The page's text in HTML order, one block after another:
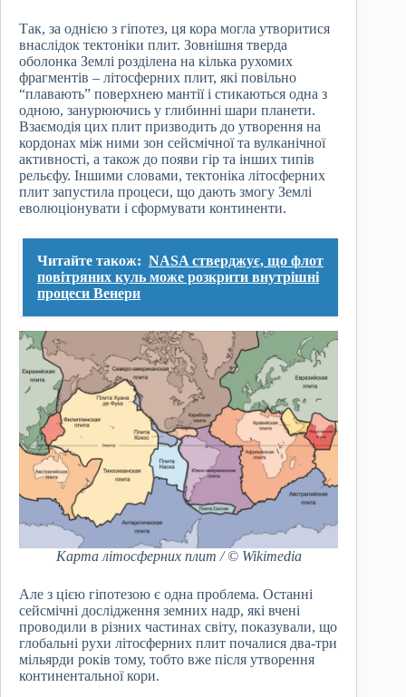
Так, за однією з гіпотез, ця кора могла утворитися
внаслідок тектоніки плит. Зовнішня тверда
оболонка Землі розділена на кілька рухомих
фрагментів – літосферних плит, які повільно
“плавають” поверхнею мантії і стикаються одна з
одною, занурюючись у глибинні шари планети.
Взаємодія цих плит призводить до утворення на
кордонах між ними зон сейсмічної та вулканічної
активності, а також до появи гір та інших типів
рельєфу. Іншими словами, тектоніка літосферних
плит запустила процеси, що дають змогу Землі
еволюціонувати і сформувати континенти.
Читайте також: NASA стверджує, що флот
повітряних куль може розкрити внутрішні
процеси Венери
Карта літосферних плит / © Wikimedia
Але з цією гіпотезою є одна проблема. Останні
сейсмічні дослідження земних надр, які вчені
проводили в різних частинах світу, показували, що
глобальні рухи літосферних плит почалися два-три
мільярди років тому, тобто вже після утворення
континентальної кори.